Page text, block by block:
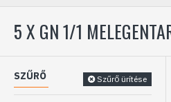
5 X GN 1/1
SZŰRŐ Szűrő ürítése